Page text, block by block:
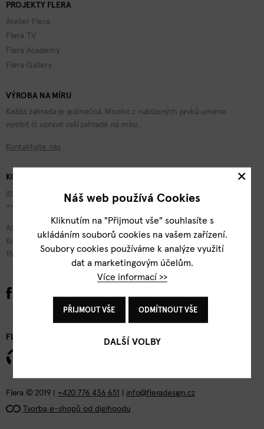
PROJEKTY FLERA
Atelier Flera
Flera TV
Flera Academy
Flera Gallery
VÝROBA NA MÍRU
Každá zahrada je jedinečná. Mnoho z nabízených prvků umíme
vyrobit či upravit vaší zahradě na míru.
Kontaktujte nás
KONTAKTY
info@fleradesign.cz
+420 776 436 651
Atelier Flera
Kotevní 1277/2
150 00 Praha 5
FLERA DESIGN
Flera © 2019 | +420 776 436 651
info@fleradesign.cz
Tvorba e-shopů od digihoodu
Náš web používá Cookies
Kliknutím na "Přijmout vše" souhlasíte s
ukládáním souborů cookies na vašem zařízení.
Soubory cookies používáme k analýze využití
dat a marketingovým účelům.
Více informací >>
×
PŘIJMOUT VŠE ODMÍTNOUT VŠE
DALŠÍ VOLBY